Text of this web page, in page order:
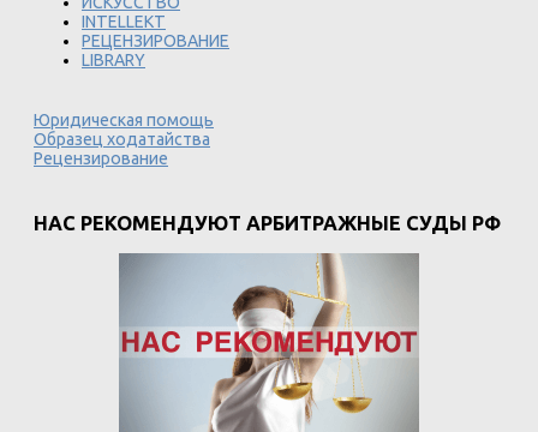
INTELLEKT
РЕЦЕНЗИРОВАНИЕ
LIBRARY
Юридическая помощь
Образец ходатайства
Рецензирование
НАС РЕКОМЕНДУЮТ АРБИТРАЖНЫЕ СУДЫ РФ